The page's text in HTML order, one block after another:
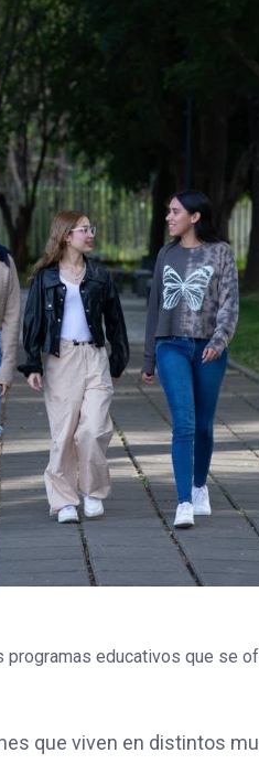
educativos que se
que viven en distintos